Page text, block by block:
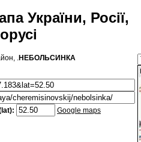
України, Росії,
.НЕБОЛЬСИНКА
Google maps